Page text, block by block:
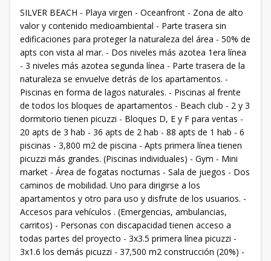
SILVER BEACH - Playa virgen - Oceanfront - Zona de alto
valor y contenido medioambiental - Parte trasera sin
edificaciones para proteger la naturaleza del área - 50% de
apts con vista al mar. - Dos niveles más azotea 1era línea
- 3 niveles más azotea segunda línea - Parte trasera de la
naturaleza se envuelve detrás de los apartamentos. -
Piscinas en forma de lagos naturales. - Piscinas al frente
de todos los bloques de apartamentos - Beach club - 2 y 3
dormitorio tienen picuzzi - Bloques D, E y F para ventas -
20 apts de 3 hab - 36 apts de 2 hab - 88 apts de 1 hab - 6
piscinas - 3,800 m2 de piscina - Apts primera línea tienen
picuzzi más grandes. (Piscinas individuales) - Gym - Mini
market - Área de fogatas nocturnas - Sala de juegos - Dos
caminos de mobilidad. Uno para dirigirse a los
apartamentos y otro para uso y disfrute de los usuarios. -
Accesos para vehículos . (Emergencias, ambulancias,
carritos) - Personas con discapacidad tienen acceso a
todas partes del proyecto - 3x3.5 primera línea picuzzi -
3x1.6 los demás picuzzi - 37,500 m2 construcción (20%) -